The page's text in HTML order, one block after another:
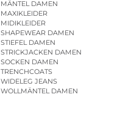
MÄNTEL DAMEN
MAXIKLEIDER
MIDIKLEIDER
SHAPEWEAR DAMEN
STIEFEL DAMEN
STRICKJACKEN DAMEN
SOCKEN DAMEN
TRENCHCOATS
WIDELEG JEANS
WOLLMÄNTEL DAMEN